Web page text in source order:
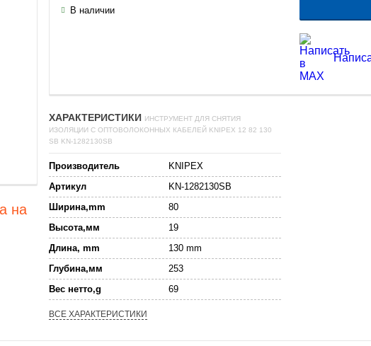
на
В наличии
ХАРАКТЕРИСТИКИ ИНСТРУМЕНТ ДЛЯ СНЯТИЯ
ИЗОЛЯЦИИ С ОПТОВОЛОКОННЫХ КАБЕЛЕЙ KNIPEX 12 82 130
SB KN-1282130SB
Производитель
KNIPEX
Артикул
KN-1282130SB
Ширина,mm
80
Высота,мм
19
Длина, mm
130 mm
Глубина,мм
253
Вес нетто,g
69
ВСЕ ХАРАКТЕРИСТИКИ